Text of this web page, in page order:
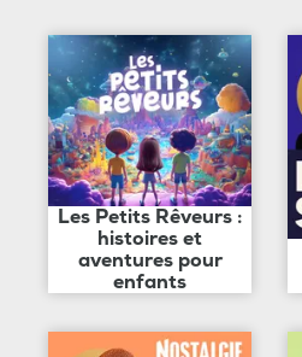
Les Petits Rêveurs :
histoires et
aventures pour
enfants